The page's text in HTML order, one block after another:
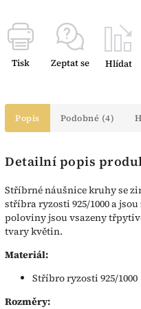
Tisk Zeptat se Hlídat
Popis Podobné (4)
Detailní popis
Stříbrné náušnice kruhy se
stříbra ryzosti 925/1000 a
poloviny jsou vsazeny
tvary květin.
Materiál:
Stříbro ryzosti 925/1000
Rozměry: